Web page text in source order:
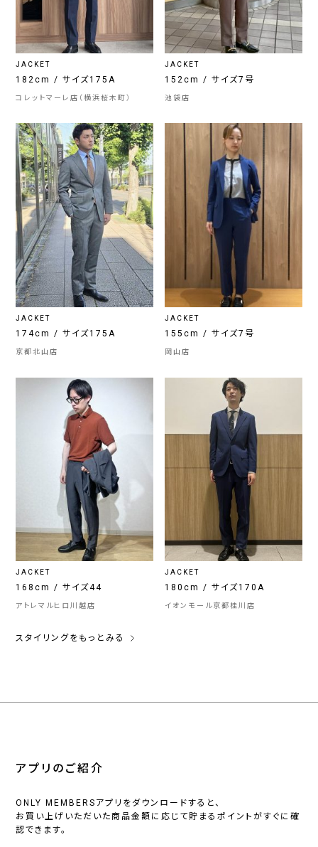
JACKET
182cm / サイズ175A
コレットマーレ店（横浜桜木町）
JACKET
152cm / サイズ7号
池袋店
JACKET
174cm / サイズ175A
京都北山店
JACKET
155cm / サイズ7号
岡山店
JACKET
168cm / サイズ44
アトレマルヒロ川越店
JACKET
180cm / サイズ170A
イオンモール京都桂川店
スタイリングをもっとみる
アプリのご紹介
ONLY MEMBERSアプリをダウンロードすると、
お買い上げいただいた商品金額に応じて貯まるポイントがすぐに確
認できます。